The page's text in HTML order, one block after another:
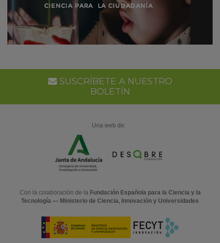
SUSCRÍBETE A NUESTRO
BOLETÍN
Una web de:
Con la colaboración de la Fundación Española para la Ciencia y la
Tecnología — Ministerio de Ciencia, Innovación y Universidades